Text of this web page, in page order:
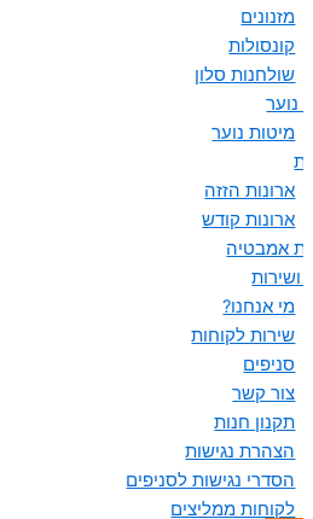
מזנונים
קונסולות
שולחנות סלון
נוער
מיטות נוער
ארונות הזזה
ארונות קודש
אמבטיה
ושירות
מי אנחנו?
שירות לקוחות
סניפים
צור קשר
תקנון חנות
הצהרת נגישות
הסדרי נגישות לסניפים
לקוחות ממליצים